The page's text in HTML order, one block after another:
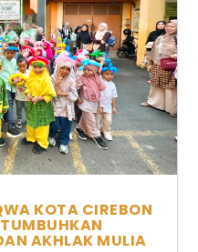
KOTA CIREBON
AKHLAK MULIA